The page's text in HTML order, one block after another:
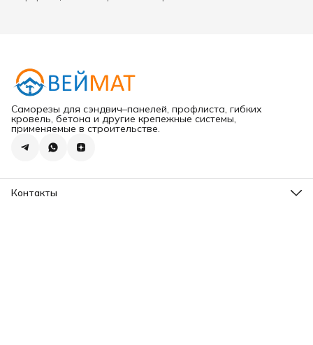
Саморезы для сэндвич–панелей, профлиста, гибких
кровель, бетона и другие крепежные системы,
применяемые в строительстве.
Контакты